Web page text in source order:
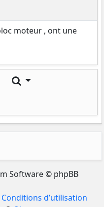
moteur , ont une
Rechercher
Software © phpBB
Conditions d’utilisation